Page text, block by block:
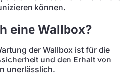
können.
eine Wallbox?
der Wallbox ist für die
und den Erhalt von
unerlässlich.